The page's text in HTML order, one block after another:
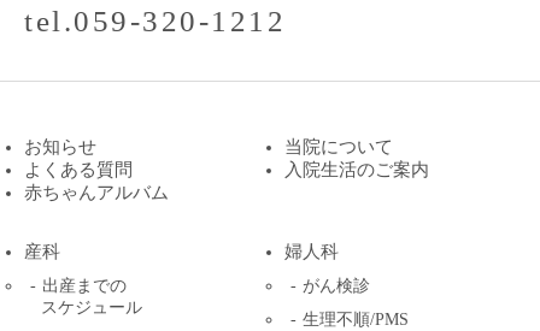
tel.059-320-1212
お知らせ
当院について
よくある質問
入院生活のご案内
赤ちゃんアルバム
産科
出産までの
スケジュール
婦人科
がん検診
生理不順/PMS